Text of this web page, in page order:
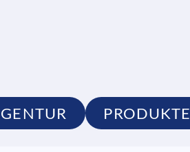
PRODUKTE